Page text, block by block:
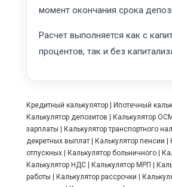
момент окончания срока
Расчет выполняется как с
процентов, так и без
Кредитный калькулятор | Ипотечный
Калькулятор депозитов | Калькулятор
зарплаты | Калькулятор транспортного
декретных выплат | Калькулятор пенсии |
отпускных | Калькулятор больничного |
Калькулятор НДС | Калькулятор МРП |
работы | Калькулятор рассрочки |